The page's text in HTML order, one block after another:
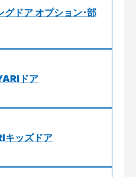
ドア オプション･部
ドア
キッズドア